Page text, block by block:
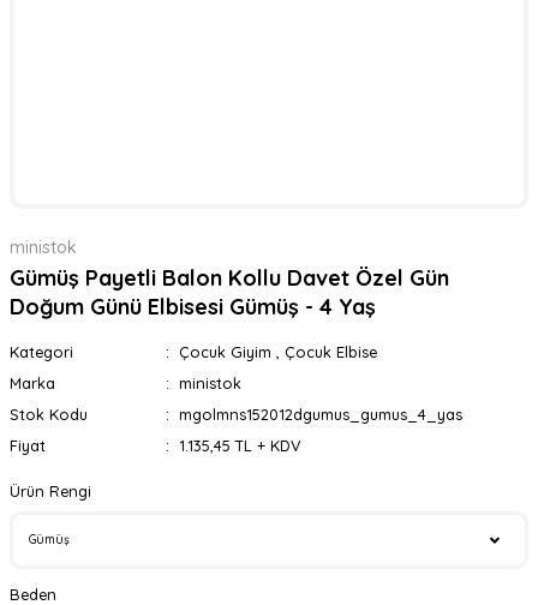
ministok
Gümüş Payetli Balon Kollu Davet Özel Gün
Doğum Günü Elbisesi Gümüş - 4 Yaş
Kategori Çocuk Giyim
Çocuk Elbise
Marka
ministok
Stok Kodu
mgolmns152012dgumus_gumus_4_yas
Fiyat
1.135,45 TL + KDV
Ürün Rengi
Beden